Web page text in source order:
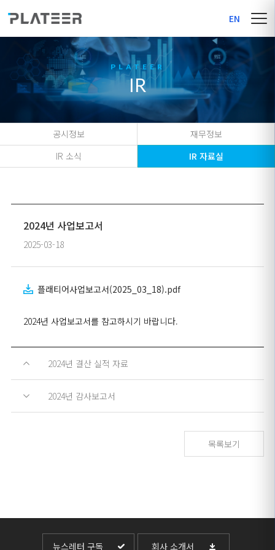
EN
IR
공시정보
재무정보
IR 소식
IR 자료실
2024년 사업보고서
2025-03-18
플래티어사업보고서(2025_03_18).pdf
2024년 사업보고서를 참고하시기 바랍니다.
2024년 결산 실적 자료
2024년 감사보고서
목록보기
뉴스레터 구독 회사 소개서